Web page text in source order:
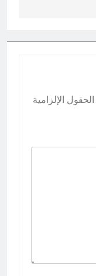
الحقول الإلزامية